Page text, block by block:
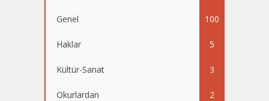
Genel 100
Haklar 5
Kültür-Sanat 3
Okurlardan 2